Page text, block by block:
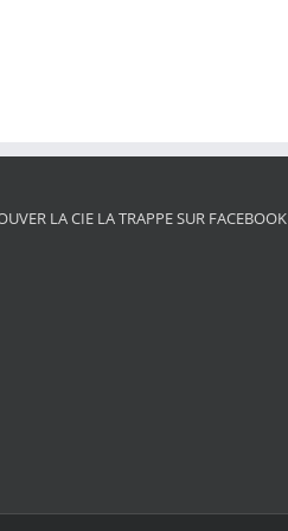
LA CIE LA TRAPPE SUR FACEBOOK